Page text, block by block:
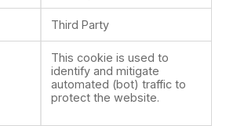
Third Party
This cookie is used to
identify and mitigate
automated (bot) traffic to
protect the website.